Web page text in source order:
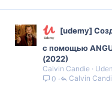
[udemy]
с помощью
(2022)
Calvin Candie
0
Calvin